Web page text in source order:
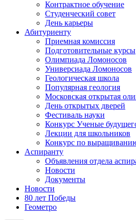
Контрактное обучение
Студенческий совет
День карьеры
Абитуриенту
Приемная комиссия
Подготовительные курсы
Олимпиада Ломоносов
Универсиада Ломоносов
Геологическая школа
Популярная геология
Московская открытая
День открытых дверей
Фестиваль науки
Конкурс Ученые
Лекции для школьников
Конкурс по
Аспиранту
Объявления отдела
Новости
Документы
Новости
80 лет Победы
Геометро